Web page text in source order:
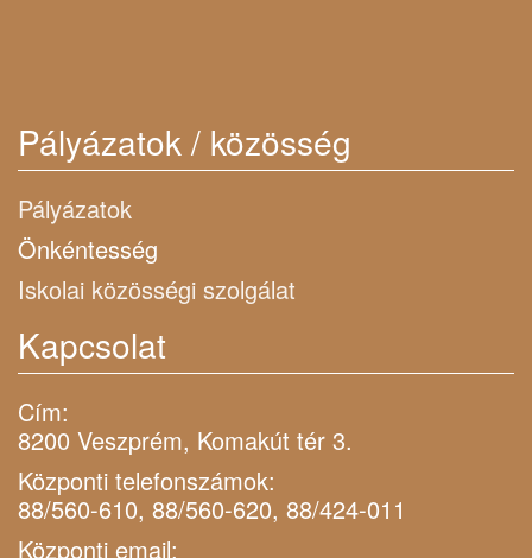
Pályázatok / közösség
Pályázatok
Önkéntesség
Iskolai közösségi szolgálat
Kapcsolat
Cím:
8200 Veszprém, Komakút tér 3.
Központi telefonszámok:
88/560-610, 88/560-620, 88/424-011
Központi email: